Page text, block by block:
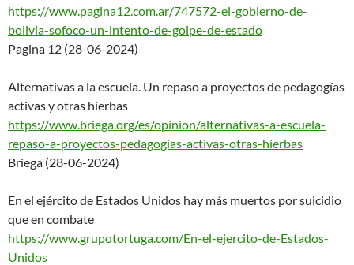
https://www.pagina12.com.ar/747572-el-gobierno-de-
bolivia-sofoco-un-intento-de-golpe-de-estado
Pagina 12 (28-06-2024)
Alternativas a la escuela. Un repaso a proyectos de pedagogías
activas y otras hierbas
https://www.briega.org/es/opinion/alternativas-a-escuela-
repaso-a-proyectos-pedagogias-activas-otras-hierbas
Briega (28-06-2024)
En el ejército de Estados Unidos hay más muertos por suicidio
que en combate
https://www.grupotortuga.com/En-el-ejercito-de-Estados-
Unidos